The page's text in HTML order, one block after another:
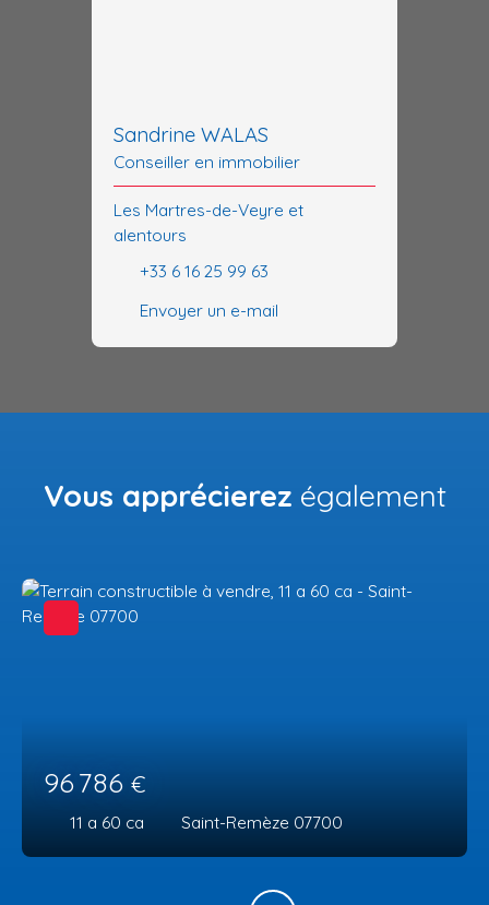
Sandrine WALAS
Conseiller en immobilier
Les Martres-de-Veyre et
alentours
+33 6 16 25 99 63
Envoyer un e-mail
Vous apprécierez également
96 786 €
11 a 60 ca Saint-Remèze 07700